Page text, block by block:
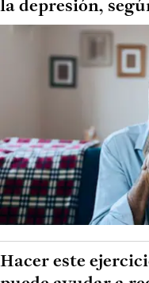
la depresión,
Hacer este